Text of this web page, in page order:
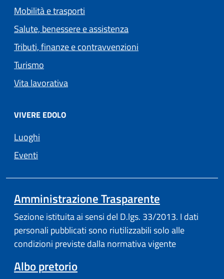
Mobilità e trasporti
Salute, benessere e assistenza
Tributi, finanze e contravvenzioni
Turismo
Vita lavorativa
VIVERE EDOLO
Luoghi
Eventi
Amministrazione Trasparente
Sezione istituita ai sensi del D.lgs. 33/2013. I dati
personali pubblicati sono riutilizzabili solo alle
condizioni previste dalla normativa vigente
Albo pretorio